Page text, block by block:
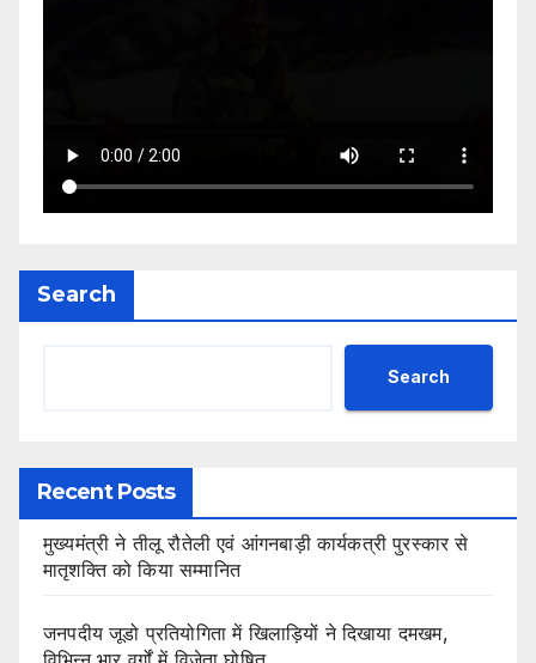
Search
Search
Recent Posts
मुख्यमंत्री ने तीलू रौतेली एवं आंगनबाड़ी कार्यकत्री पुरस्कार से
मातृशक्ति को किया सम्मानित
जनपदीय जूडो प्रतियोगिता में खिलाड़ियों ने दिखाया दमखम,